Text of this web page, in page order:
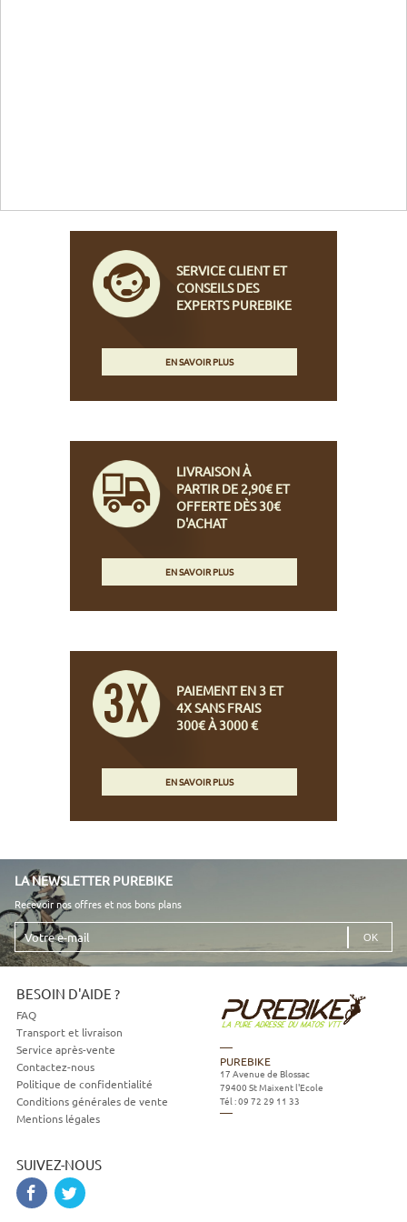
SERVICE CLIENT ET
CONSEILS DES
EXPERTS PUREBIKE
EN SAVOIR PLUS
LIVRAISON À
PARTIR DE 2,90€ ET
OFFERTE DÈS 30€
D'ACHAT
EN SAVOIR PLUS
PAIEMENT EN 3 ET
4X SANS FRAIS
300€ À 3000 €
EN SAVOIR PLUS
LA NEWSLETTER PUREBIKE
Recevoir nos offres et nos bons plans
Votre
e-
mail
BESOIN D'AIDE ?
FAQ
Transport et livraison
Service après-vente
Contactez-nous
Politique de confidentialité
Conditions générales de vente
Mentions légales
SUIVEZ-NOUS
PUREBIKE
17 Avenue de Blossac
79400 St Maixent l'Ecole
Tél :09 72 29 11 33